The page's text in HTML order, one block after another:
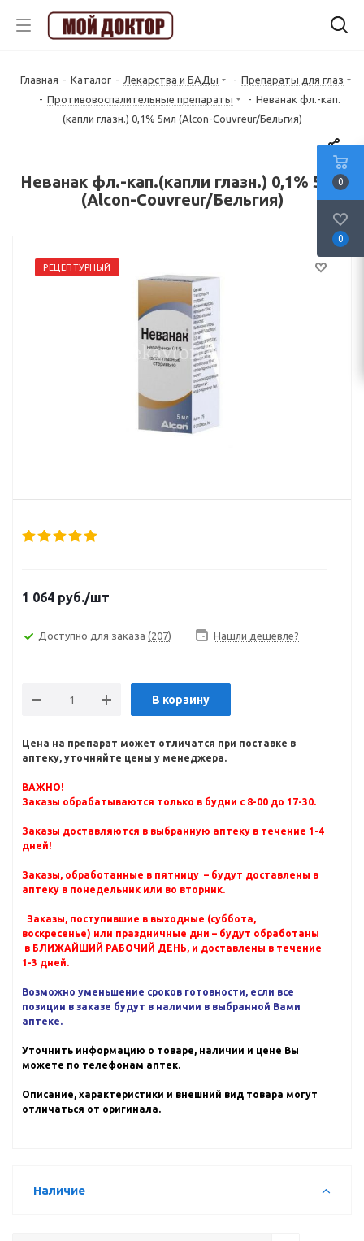
Главная - Каталог - Лекарства и БАДы - Препараты для глаз
- Противовоспалительные препараты - Неванак фл.-кап.
(капли глазн.) 0,1% 5мл (Alcon-Couvreur/Бельгия)
Неванак фл.-кап.(капли глазн.) 0,1% 5мл
(Alcon-Couvreur/Бельгия)
РЕЦЕПТУРНЫЙ
1 064 руб./шт
Доступно для заказа (207) Нашли дешевле?
В корзину
Цена на препарат может отличатся при поставке в
аптеку, уточняйте цены у менеджера.
ВАЖНО!
Заказы обрабатываются только в будни с 8-00 до 17-30.
Заказы доставляются в выбранную аптеку в течение 1-4
дней!
Заказы, обработанные в пятницу – будут доставлены в
аптеку в понедельник или во вторник.
Заказы, поступившие в выходные (суббота,
воскресенье) или праздничные дни – будут обработаны
в БЛИЖАЙШИЙ РАБОЧИЙ ДЕНЬ, и доставлены в течение
1-3 дней.
Возможно уменьшение сроков готовности, если все
позиции в заказе будут в наличии в выбранной Вами
аптеке.
Уточнить информацию о товаре, наличии и цене Вы
можете по телефонам аптек.
Описание, характеристики и внешний вид товара могут
отличаться от оригинала.
Наличие
0
0